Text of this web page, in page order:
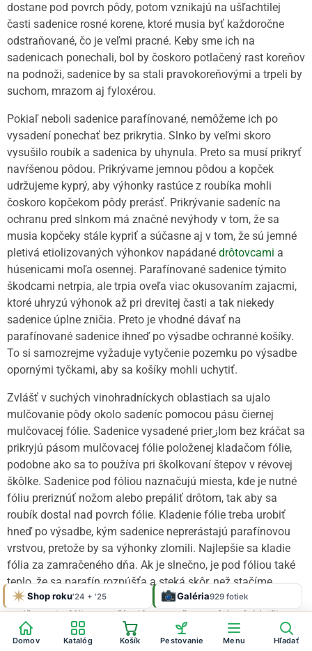
dostane pod povrch pôdy, potom vznikajú na ušľachtilej
časti sadenice rosné korene, ktoré musia byť každoročne
odstraňované, čo je veľmi pracné. Keby sme ich na
sadenicach ponechali, bol by čoskoro potlačený rast koreňov
na podnoži, sadenice by sa stali pravokoreňovými a trpeli by
suchom, mrazom aj fyloxérou.
Pokiaľ neboli sadenice parafínované, nemôžeme ich po
vysadení ponechať bez prikrytia. Slnko by veľmi skoro
vysušilo roubík a sadenica by uhynula. Preto sa musí prikryť
navŕšenou pôdou. Prikrývame jemnou pôdou a kopček
udržujeme kyprý, aby výhonky rastúce z roubíka mohli
čoskoro kopčekom pôdy prerásť. Prikrývanie sadeníc na
ochranu pred slnkom má značné nevýhody v tom, že sa
musia kopčeky stále kypriť a súčasne aj v tom, že sú jemné
pletivá etiolizovaných výhonkov napádané drôtovcami a
húsenicami moľa osennej. Parafínované sadenice týmito
škodcami netrpia, ale trpia oveľa viac okusovaním zajacmi,
ktoré uhryzú výhonok až pri drevitej časti a tak niekedy
sadenice úplne zničia. Preto je vhodné dávať na
parafínované sadenice ihneď po výsadbe ochranné košíky.
To si samozrejme vyžaduje vytyčenie pozemku po výsadbe
opornými tyčkami, aby sa košíky mohli uchytiť.
Zvlášť v suchých vinohradníckych oblastiach sa ujalo
mulčovanie pôdy okolo sadeníc pomocou pásu čiernej
mulčovacej fólie. Sadenice vysadené prierازom bez kráčat sa
prikryjú pásom mulčovacej fólie položenej kladačom fólie,
podobne ako sa to používa pri školkovaní štepov v révovej
škôlke. Sadenice pod fóliou naznačujú miesta, kde je nutné
fóliu preriznúť nožom alebo prepáliť drôtom, tak aby sa
roubík dostal nad povrch fólie. Kladenie fólie treba urobiť
hneď po výsadbe, kým sadenice neprerástajú parafínovou
vrstvou, pretože by sa výhonky zlomili. Najlepšie sa kladie
fólia za zamračeného dňa. Ak je slnečno, je pod fóliou také
teplo, že sa parafín rozpúšťa a steká skôr, než stačíme
preriznúť diery a vysunúť roubíky nad fóliu. Výhody
mulčovania fóliou spočívajú v tom, že sa pôda rýchlejšie
ohrieva a pritom sa pod fóliou udržiava vlhko. To má
★★★★★4,9Google OVERENÉ
ZÁKAZNÍKMI
Heureka 100 %Heureka
Shop roku'24 + '25 Galéria929 fotiek
Domov Katalóg Košík Pestovanie Menu Hľadať